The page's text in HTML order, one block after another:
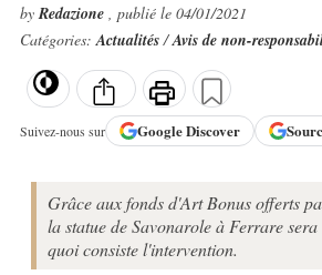
byRedazione , publié le 04/01/2021
Catégories:Actualités/Avis de non-
Suivez-nous sur GoogleDiscover
Grâce aux fonds d'Art Bonus offerts
la statue de Savonarole à Ferrare
quoi consiste l'intervention.